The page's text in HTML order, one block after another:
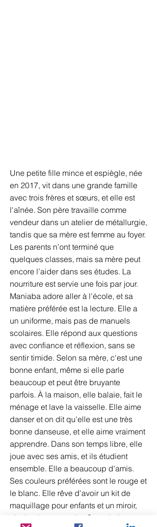
Une petite fille mince et espiègle, née
en 2017, vit dans une grande famille
avec trois frères et sœurs, et elle est
l'aînée. Son père travaille comme
vendeur dans un atelier de métallurgie,
tandis que sa mère est femme au foyer.
Les parents n’ont terminé que
quelques classes, mais sa mère peut
encore l’aider dans ses études. La
nourriture est servie une fois par jour.
Maniaba adore aller à l'école, et sa
matière préférée est la lecture. Elle a
un uniforme, mais pas de manuels
scolaires. Elle répond aux questions
avec confiance et réflexion, sans se
sentir timide. Selon sa mère, c'est une
bonne enfant, même si elle parle
beaucoup et peut être bruyante
parfois. À la maison, elle balaie, fait le
ménage et lave la vaisselle. Elle aime
danser et on dit qu'elle est une très
bonne danseuse, et elle aime vraiment
apprendre. Dans son temps libre, elle
joue avec ses amis, et ils étudient
ensemble. Elle a beaucoup d'amis.
Ses couleurs préférées sont le rouge et
le blanc. Elle rêve d'avoir un kit de
maquillage pour enfants et un miroir,
ainsi qu'une poupée. Quand elle sera